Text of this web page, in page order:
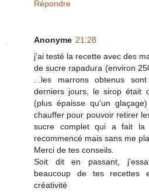
Répondre
Anonyme 21:28
j'ai testé la recette avec des
de sucre rapadura (environ
...les marrons obtenus
derniers jours, le sirop était
(plus épaisse qu'un
chauffer pour pouvoir retirer
sucre complet qui a fait
recommencé mais sans me
Merci de tes conseils.
Soit dit en passant,
beaucoup de tes recettes
créativité